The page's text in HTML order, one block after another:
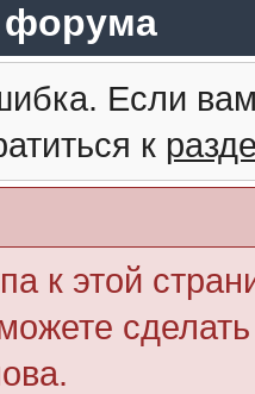
Если
к
к этой